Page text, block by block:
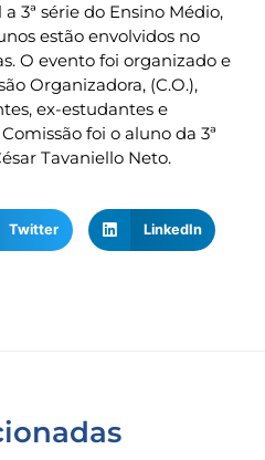
3ª série do Ensino Médio,
estão envolvidos no
O evento foi organizado e
Organizadora, (C.O.),
ex-estudantes e
foi o aluno da 3ª
Tavaniello Neto.
Twitter LinkedIn